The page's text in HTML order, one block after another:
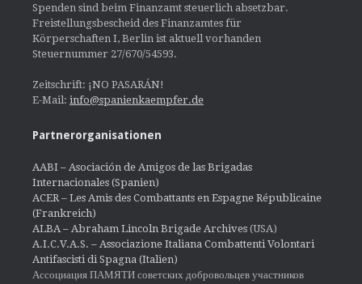
Spenden sind beim Finanzamt steuerlich absetzbar.
Freistellungsbescheid des Finanzamtes für
Körperschaften I, Berlin ist aktuell vorhanden
Steuernummer 27/670/54593.
Zeitschrift: ¡NO PASARÁN!
E-Mail: info@spanienkaempfer.de
Partnerorganisationen
AABI – Asociación de Amigos de las Brigadas
Internacionales (Spanien)
ACER – Les Amis des Combattants en Espagne Républicaine
(Frankreich)
ALBA – Abraham Lincoln Brigade Archives (USA)
A.I.C.V.A.S. – Associazione Italiana Combattenti Volontari
Antifascisti di Spagna (Italien)
Ассоциация ПАМЯТИ советских добровольцев участников